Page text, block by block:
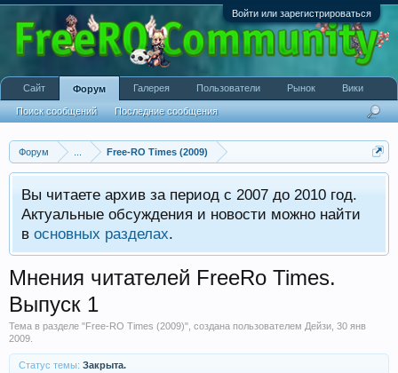
Войти или зарегистрироваться
Форум Free-RO Times (2009)
Вы читаете архив за период с 2007 до 2010 год.
Актуальные обсуждения и новости можно найти
в основных разделах.
Мнения читателей FreeRo Times.
Выпуск 1
Тема в разделе "Free-RO Times (2009)", создана пользователем Дейзи 30 янв
2009
Статус темы: Закрыта.
Сайт Форум
Поиск сообщений Последние сообщения
Галерея Пользователи Рынок Вики